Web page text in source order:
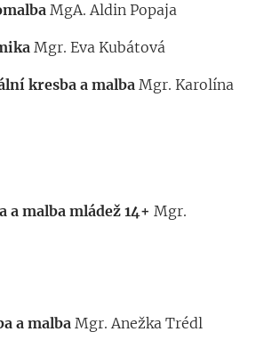
MgA. Aldin Popaja
Mgr. Eva Kubátová
kresba a malba Mgr. Karolína
a malba mládež 14+ Mgr.
a malba Mgr. Anežka Trédl